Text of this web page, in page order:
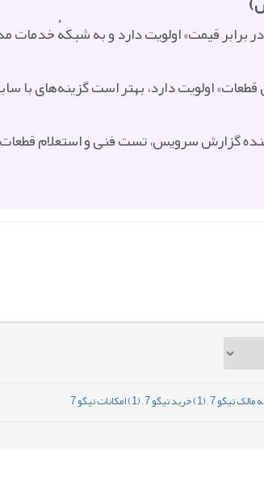
در برابر قیمت» اولویت دارد و به شبکهٔ
اولویت دارد، بهتر است گزینه‌های با
گزارش سرویس، تست فنی و استعلام قطعات
,(1) خرید تیگو 7 ,(1) امکانات تیگو 7